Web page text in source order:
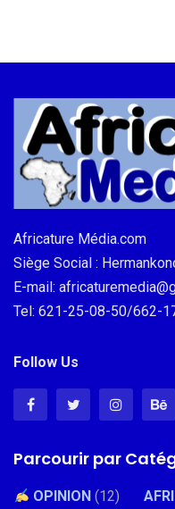
Africature Média.com
Siège Social :
E-mail:
Tel: 621-25-08-50/662-
Follow Us
Parcourir par
OPINION (12)